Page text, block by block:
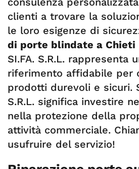
clienti a trovare la
le loro esigenze di
di porte blindate a Chieti
SI.FA. S.R.L. rappresenta
riferimento affidabile per
prodotti durevoli e sicuri.
S.R.L. significa investire
nella protezione della
attività commerciale.
usufruire del servizio!